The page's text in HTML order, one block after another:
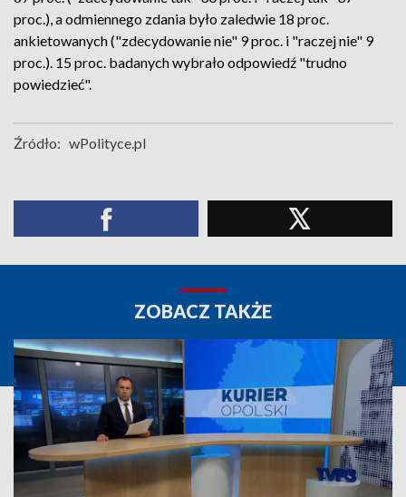
proc.), a odmiennego zdania było zaledwie 18 proc.
ankietowanych ("zdecydowanie nie" 9 proc. i "raczej nie" 9
proc.). 15 proc. badanych wybrało odpowiedź "trudno
powiedzieć".
Źródło: wPolityce.pl
ZOBACZ TAKŻE